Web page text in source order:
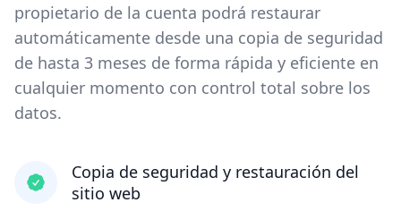
propietario de la cuenta podrá restaurar
automáticamente desde una copia de seguridad
de hasta 3 meses de forma rápida y eficiente en
cualquier momento con control total sobre los
datos.
Copia de seguridad y restauración del
sitio web